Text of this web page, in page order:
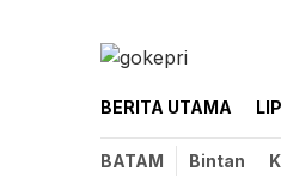
BERITA UTAMA
BATAM Bintan